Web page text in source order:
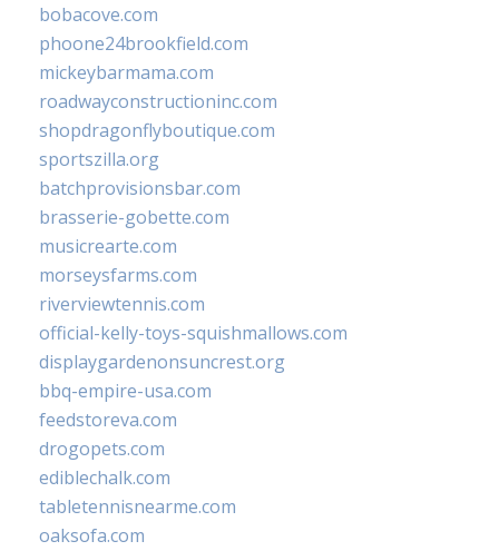
bobacove.com
phoone24brookfield.com
mickeybarmama.com
roadwayconstructioninc.com
shopdragonflyboutique.com
sportszilla.org
batchprovisionsbar.com
brasserie-gobette.com
musicrearte.com
morseysfarms.com
riverviewtennis.com
official-kelly-toys-squishmallows.com
displaygardenonsuncrest.org
bbq-empire-usa.com
feedstoreva.com
drogopets.com
ediblechalk.com
tabletennisnearme.com
oaksofa.com